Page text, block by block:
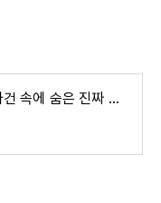
모범택시3 6화 작은 사건 속에 숨은 진짜 빌런은